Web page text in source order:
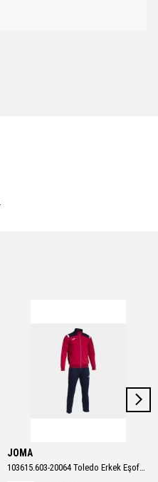
JOMA
103615.603-20064 Toledo Erkek Eşofman Takımı